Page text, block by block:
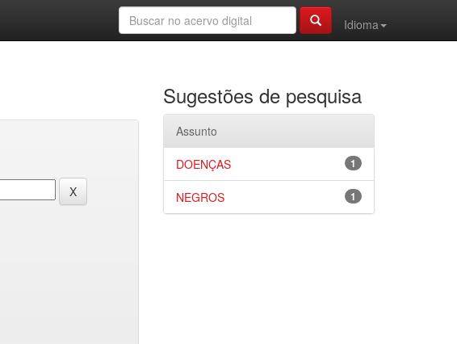
Idioma
Sugestões de pesquisa
Assunto
1
DOENÇAS
1
NEGROS